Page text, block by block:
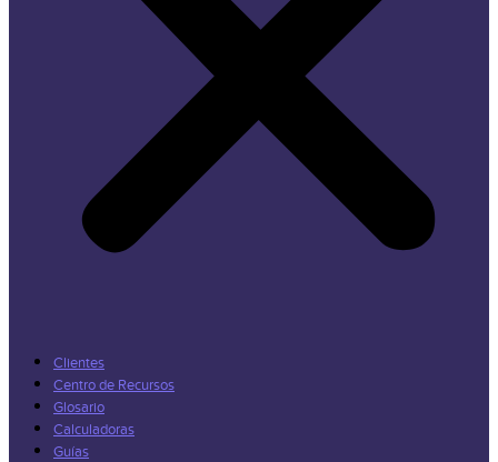
Clientes
Centro de Recursos
Glosario
Calculadoras
Guías